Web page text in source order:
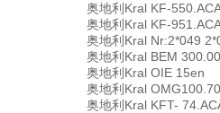
奥地利Kral KF-
奥地利Kral KF-
奥地利Kral Nr:2*049
奥地利Kral BEM
奥地利Kral OIE 15en
奥地利Kral
奥地利Kral KFT-